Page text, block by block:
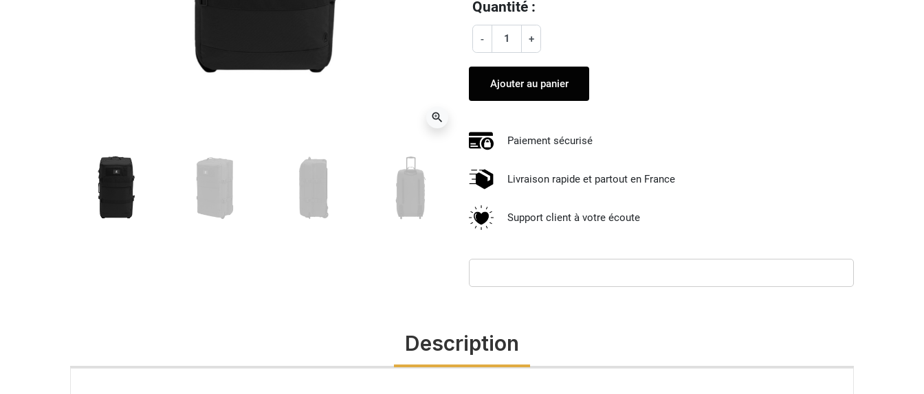
zoom_in
Quantité :
- +
Ajouter au panier
Paiement sécurisé
Livraison rapide et partout en France
Support client à votre écoute
Description